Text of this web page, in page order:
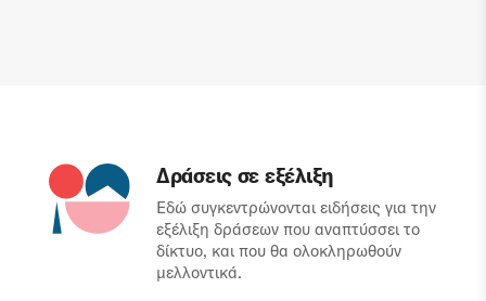
Δράσεις σε εξέλιξη
Εδώ συγκεντρώνονται ειδήσεις για την
εξέλιξη δράσεων που αναπτύσσει το
δίκτυο, και που θα ολοκληρωθούν
μελλοντικά.